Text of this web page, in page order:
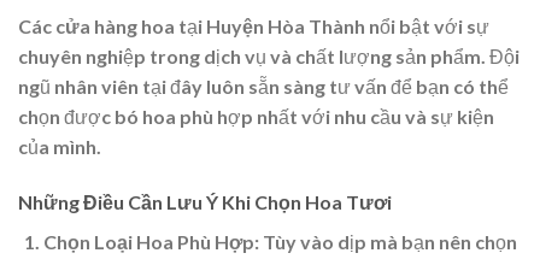
Các cửa hàng hoa tại Huyện Hòa Thành nổi bật với sự
chuyên nghiệp trong dịch vụ và chất lượng sản phẩm. Đội
ngũ nhân viên tại đây luôn sẵn sàng tư vấn để bạn có thể
chọn được bó hoa phù hợp nhất với nhu cầu và sự kiện
của mình.
Những Điều Cần Lưu Ý Khi Chọn Hoa Tươi
Chọn Loại Hoa Phù Hợp:Tùy vào dịp mà bạn nên chọn